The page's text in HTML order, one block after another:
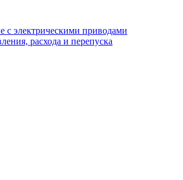
электрическими приводами
расхода и перепуска